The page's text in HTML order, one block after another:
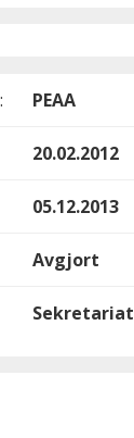
PEAA
20.02.2012
05.12.2013
Avgjort
Sekretariat